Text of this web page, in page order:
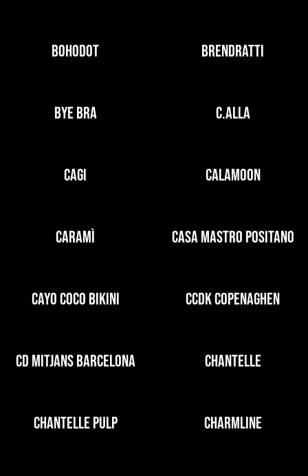
BOHODOT BRENDRATTI
BYE BRA C.ALLA
CAGI CALAMOON
CARAMÌ CASA MASTRO POSITANO
CAYO COCO BIKINI CCDK COPENAGHEN
CD MITJANS BARCELONA CHANTELLE
CHANTELLE PULP CHARMLINE